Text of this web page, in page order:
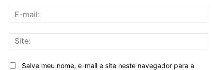
Salve meu nome, e-mail e site neste navegador para a